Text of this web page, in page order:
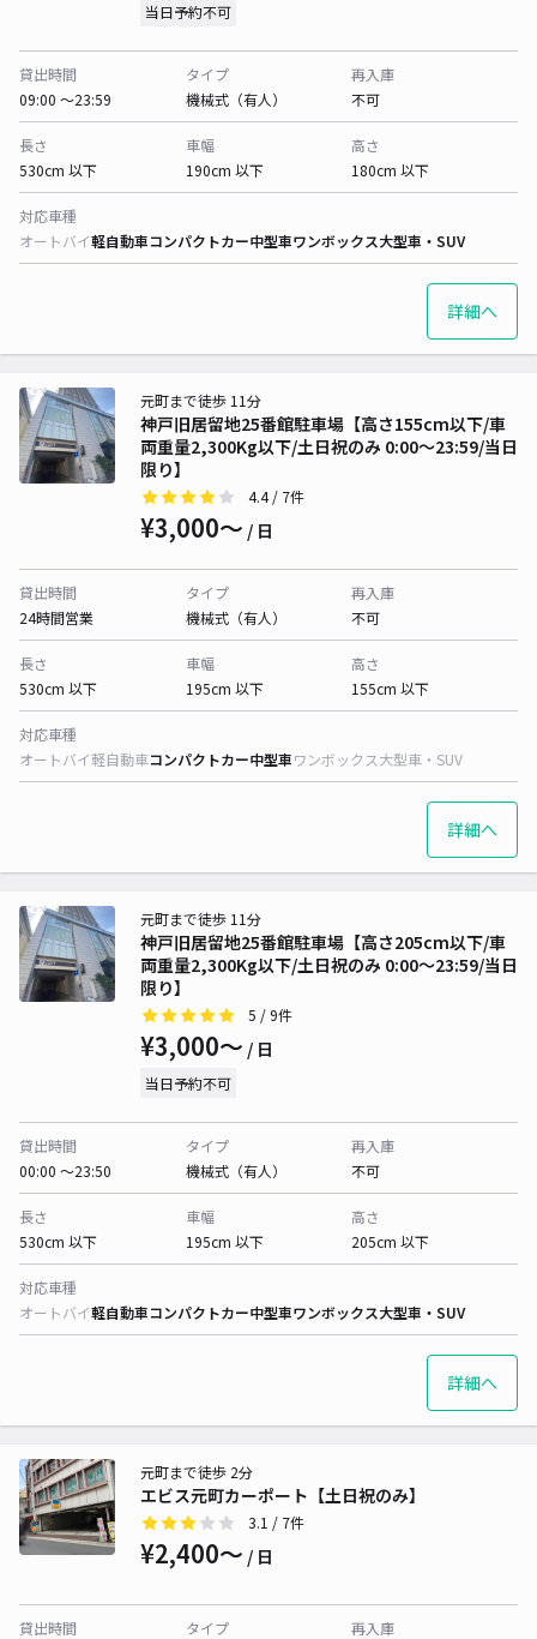
当日予約不可
貸出時間
09:00 〜23:59
タイプ
機械式（有人）
再入庫
不可
長さ
530cm 以下
車幅
190cm 以下
高さ
180cm 以下
対応車種
オートバイ軽自動車コンパクトカー中型車ワンボックス大型車・SUV
詳細へ
神戸旧居留地25番館駐車場【高さ155cm以下/車
両重量2,300Kg以下/土日祝のみ 0:00～23:59/当日
限り】
元町まで徒歩 11分
4.4/ 7件
¥3,000〜 / 日
貸出時間
24時間営業
タイプ
機械式（有人）
再入庫
不可
長さ
530cm 以下
車幅
195cm 以下
高さ
155cm 以下
対応車種
オートバイ軽自動車コンパクトカー中型車ワンボックス大型車・SUV
詳細へ
神戸旧居留地25番館駐車場【高さ205cm以下/車
両重量2,300Kg以下/土日祝のみ 0:00～23:59/当日
限り】
元町まで徒歩 11分
5 / 9件
¥3,000〜 / 日
当日予約不可
貸出時間
00:00 〜23:50
タイプ
機械式（有人）
再入庫
不可
長さ
530cm 以下
車幅
195cm 以下
高さ
205cm 以下
対応車種
オートバイ軽自動車コンパクトカー中型車ワンボックス大型車・SUV
詳細へ
エビス元町カーポート【土日祝のみ】
元町まで徒歩 2分
3.1 / 7件
¥2,400〜 / 日
貸出時間
タイプ
再入庫